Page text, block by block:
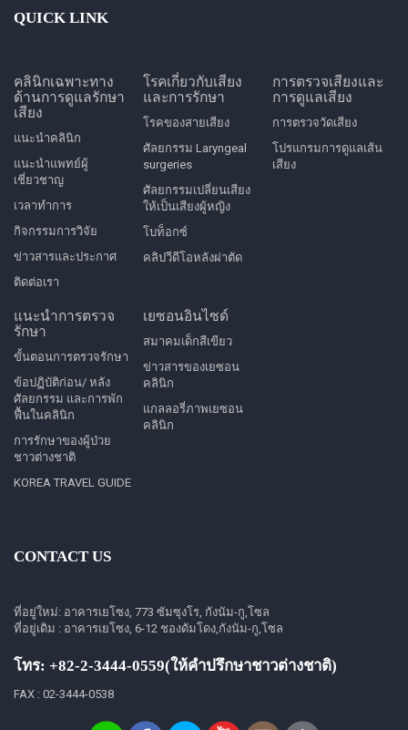
QUICK LINK
คลินิกเฉพาะทาง
ด้านการดูแลรักษา
เสียง
แนะนำคลินิก
แนะนำแพทย์ผู้
เชี่ยวชาญ
เวลาทำการ
กิจกรรมการวิจัย
ข่าวสารและประกาศ
ติดต่อเรา
โรคเกี่ยวกับเสียง
และการรักษา
โรคของสายเสียง
ศัลยกรรม Laryngeal
surgeries
ศัลยกรรมเปลี่ยนเสียง
ให้เป็นเสียงผู้หญิง
โบท็อกซ์
คลิปวีดีโอหลังผ่าตัด
การตรวจเสียงและ
การดูแลเสียง
การตรวจวัดเสียง
โปรแกรมการดูแลเส้น
เสียง
แนะนำการตรวจ
รักษา
ขั้นตอนการตรวจรักษา
ข้อปฏิบัติก่อน/ หลัง
ศัลยกรรม และการพัก
ฟื้นในคลินิก
การรักษาของผู้ป่วย
ชาวต่างชาติ
KOREA TRAVEL GUIDE
เยซอนอินไซด์
สมาคมเด็กสีเขียว
ข่าวสารของเยซอน
คลินิก
แกลลอรี่ภาพเยซอน
คลินิก
CONTACT US
ที่อยู่ใหม่: อาคารเยโซง, 773 ซัมซุงโร, กังนัม-กู,โซล
ที่อยู่เดิม : อาคารเยโซง, 6-12 ชองดัมโดง,กังนัม-กู,โซล
โทร: +82-2-3444-0559(ให้คำปรึกษาชาวต่างชาติ)
FAX : 02-3444-0538